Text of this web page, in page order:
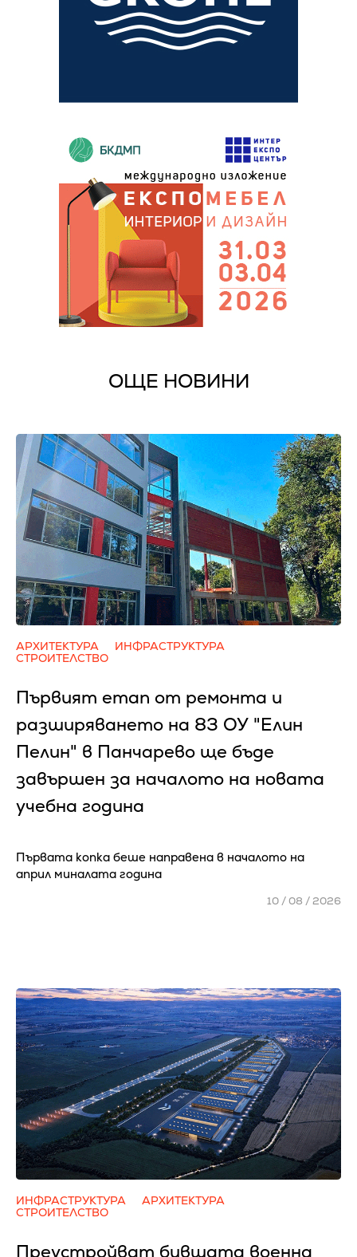
ОЩЕ НОВИНИ
АРХИТЕКТУРА
ИНФРАСТРУКТУРА
СТРОИТЕЛСТВО
Първият етап от ремонта и
разширяването на 83 ОУ "Елин
Пелин" в Панчарево ще бъде
завършен за началото на новата
учебна година
Първата копка беше направена в началото на
април миналата година
10 / 08 / 2026
ИНФРАСТРУКТУРА
АРХИТЕКТУРА
СТРОИТЕЛСТВО
Преустройват бившата военна